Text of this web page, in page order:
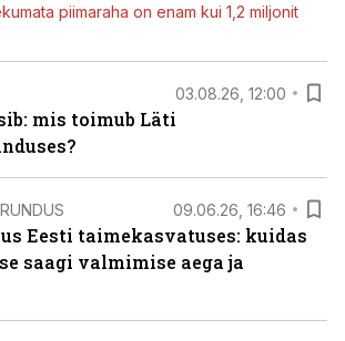
piimaraha on enam kui 1,2 miljonit
03.08.26, 12:00
mis toimub Läti
09.06.26, 16:46
Eesti taimekasvatuses: kuidas
saagi valmimise aega ja